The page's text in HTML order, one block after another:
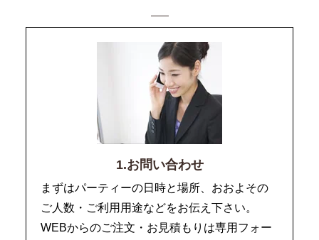
1.お問い合わせ
まずはパーティーの日時と場所、おおよその
ご人数・ご利用用途などをお伝え下さい。
WEBからのご注文・お見積もりは専用フォー